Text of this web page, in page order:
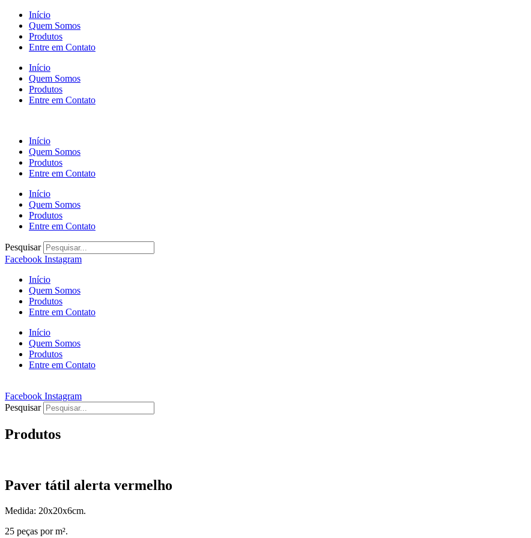
para
conteúdo
Início
Quem Somos
Produtos
Entre em Contato
Início
Quem Somos
Produtos
Entre em Contato
Início
Quem Somos
Produtos
Entre em Contato
Início
Quem Somos
Produtos
Entre em Contato
Pesquisar
Facebook Instagram
Início
Quem Somos
Produtos
Entre em Contato
Início
Quem Somos
Produtos
Entre em Contato
Facebook Instagram
Pesquisar
Produtos
Paver tátil alerta vermelho
Medida: 20x20x6cm.
25 peças por m².